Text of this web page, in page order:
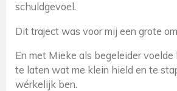
schuldgevoel.
Dit traject was voor mij een grote
En met Mieke als begeleider
te laten wat me klein hield en te
wérkelijk ben.